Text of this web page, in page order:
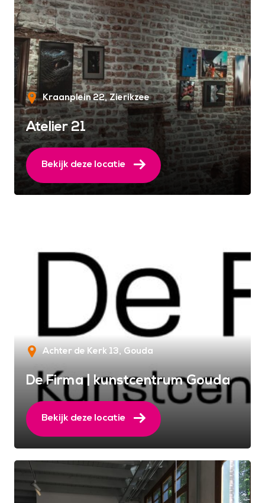
Kraanplein 22 Zierikzee
Atelier 21
Bekijk deze locatie
Achter de Kerk 13 Gouda
De Firma | kunstcentrum Gouda
Bekijk deze locatie